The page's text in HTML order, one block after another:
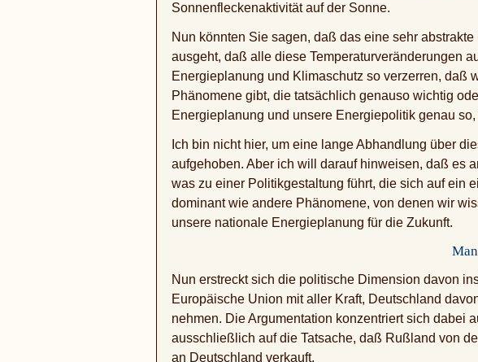
Sonnenfleckenaktivität auf der Sonne.
Nun könnten Sie sagen, daß das eine sehr
ausgeht, daß alle diese Temperaturveränderungen
Energieplanung und Klimaschutz so verzerren, daß
Phänomene gibt, die tatsächlich genauso wichtig
Energieplanung und unsere Energiepolitik genau
Ich bin nicht hier, um eine lange Abhandlung über
aufgehoben. Aber ich will darauf hinweisen, daß es
was zu einer Politikgestaltung führt, die sich auf ein
dominant wie andere Phänomene, von denen wir
unsere nationale Energieplanung für die Zukunft.
Nun erstreckt sich die politische Dimension davon
Europäische Union mit aller Kraft, Deutschland
nehmen. Die Argumentation konzentriert sich dabei
ausschließlich auf die Tatsache, daß Rußland von
an Deutschland verkauft.